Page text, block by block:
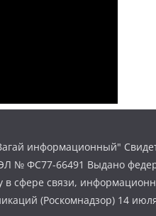
информационный"
№ ФС77-66491 Выдано
в сфере связи,
(Роскомнадзор) 14